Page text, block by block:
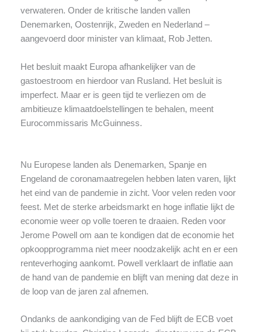
verwateren. Onder de kritische landen vallen
Denemarken, Oostenrijk, Zweden en Nederland –
aangevoerd door minister van klimaat, Rob Jetten.
Het besluit maakt Europa afhankelijker van de
gastoestroom en hierdoor van Rusland. Het besluit is
imperfect. Maar er is geen tijd te verliezen om de
ambitieuze klimaatdoelstellingen te behalen, meent
Eurocommissaris McGuinness.
Nu Europese landen als Denemarken, Spanje en
Engeland de coronamaatregelen hebben laten varen, lijkt
het eind van de pandemie in zicht. Voor velen reden voor
feest. Met de sterke arbeidsmarkt en hoge inflatie lijkt de
economie weer op volle toeren te draaien. Reden voor
Jerome Powell om aan te kondigen dat de economie het
opkoopprogramma niet meer noodzakelijk acht en er een
renteverhoging aankomt. Powell verklaart de inflatie aan
de hand van de pandemie en blijft van mening dat deze in
de loop van de jaren zal afnemen.
Ondanks de aankondiging van de Fed blijft de ECB voet